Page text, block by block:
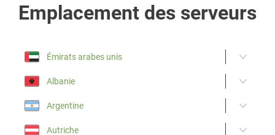
Emplacement des serveurs
Émirats arabes unis
Albanie
Argentine
Autriche